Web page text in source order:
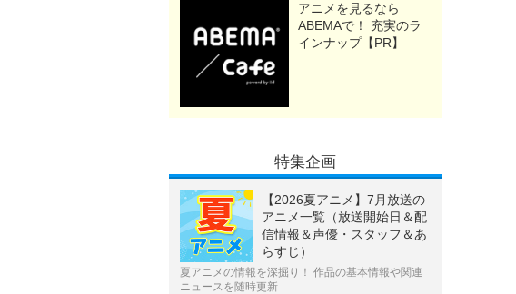
アニメを見るなら
ABEMAで！ 充実のラ
インナップ【PR】
特集企画
【2026夏アニメ】7月放送の
アニメ一覧（放送開始日＆配
信情報＆声優・スタッフ＆あ
らすじ）
夏アニメの情報を深掘り！ 作品の基本情報や関連
ニュースを随時更新